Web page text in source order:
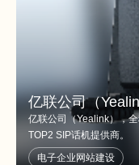
亿联公司（
亿联公司（Yealink），
TOP2 SIP话机提供商。
电子企业网站建设